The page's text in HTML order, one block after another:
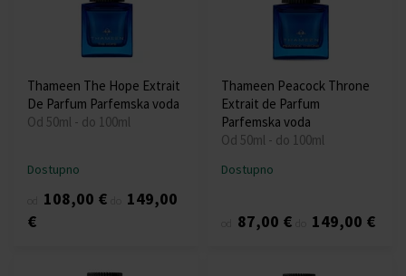
Thameen The Hope Extrait
De Parfum Parfemska voda
Od 50ml - do 100ml
Dostupno
108,00 €
149,00
€
Thameen Peacock Throne
Extrait de Parfum
Parfemska voda
Od 50ml - do 100ml
Dostupno
87,00 € 149,00 €